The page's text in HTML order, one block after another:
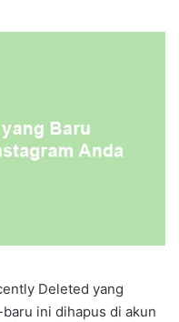
Deleted yang
ini dihapus di akun